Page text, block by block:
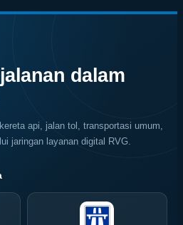
Cara
dalam
api, jalan tol, transportasi umum,
jaringan layanan digital RVG.